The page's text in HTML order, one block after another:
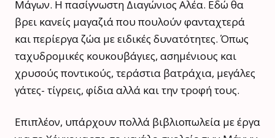
Μάγων. Η πασίγνωστη Διαγώνιος Αλέα. Εδώ θα
βρει κανείς μαγαζιά που πουλούν φανταχτερά
και περίεργα ζώα με ειδικές δυνατότητες. Όπως
ταχυδρομικές κουκουβάγιες, ασημένιους και
χρυσούς ποντικούς, τεράστια βατράχια, μεγάλες
γάτες- τίγρεις, φίδια αλλά και την τροφή τους.
Επιπλέον, υπάρχουν πολλά βιβλιοπωλεία με έργα